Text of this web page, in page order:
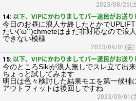
2023/08/26(
14: 以下、VIPにかわりましてパー速民がお送
今日のお昼に浪人サ終したとかで
たい('ω'`)chmeteはまだ非対応なので浪
できない模様
2023/09/01(金)
15: 以下、VIPにかわりましてパー速民がお送
今のところSikiが浪人無しでスレ立て出
ちょっと試してみます
明日は色々検討した結果モエを第一候補
アウトフィットは後回しですね
2023/09/01(